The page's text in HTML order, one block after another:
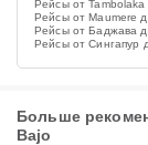
Рейсы от
Рейсы от Maumere
Рейсы от Баджава
Рейсы от Сингапур
Больше
Bajo